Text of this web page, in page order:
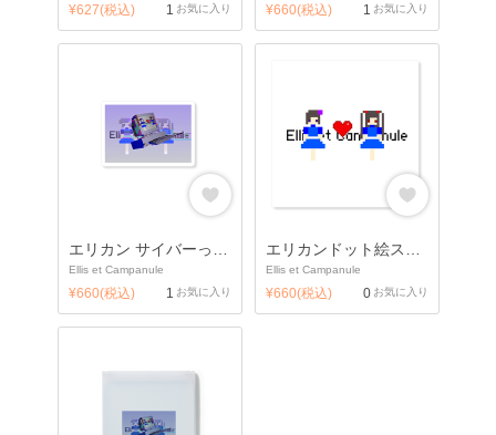
¥627(税込) 1 お気に入り ¥660(税込) 1 お気に入り
Ellis et Campanule
¥660(税込) 1 お気に入り
Ellis et Campanule
¥660(税込) 0 お気に入り